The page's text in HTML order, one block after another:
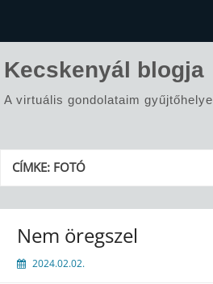
Kecskenyál blogja
A virtuális gondolataim gyűjtőhelye
CÍMKE: FOTÓ
Nem öregszel
2024.02.02.